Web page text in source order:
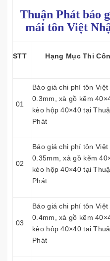
Thuận Phát báo
mái tôn Việt
STT Hạng Mục Thi
01
Báo giá chi phí tôn Việt
0.3mm, xà gồ kẽm
kèo hộp 40×40 tại
Phát
02
Báo giá chi phí tôn Việt
0.35mm, xà gồ kẽm
kèo hộp 40×40 tại
Phát
03
Báo giá chi phí tôn Việt
0.4mm, xà gồ kẽm
kèo hộp 40×40 tại
Phát